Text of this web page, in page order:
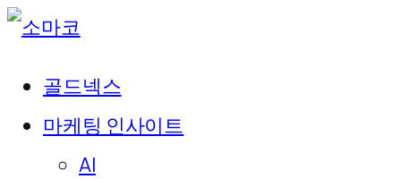
골드넥스
마케팅 인사이트
AI